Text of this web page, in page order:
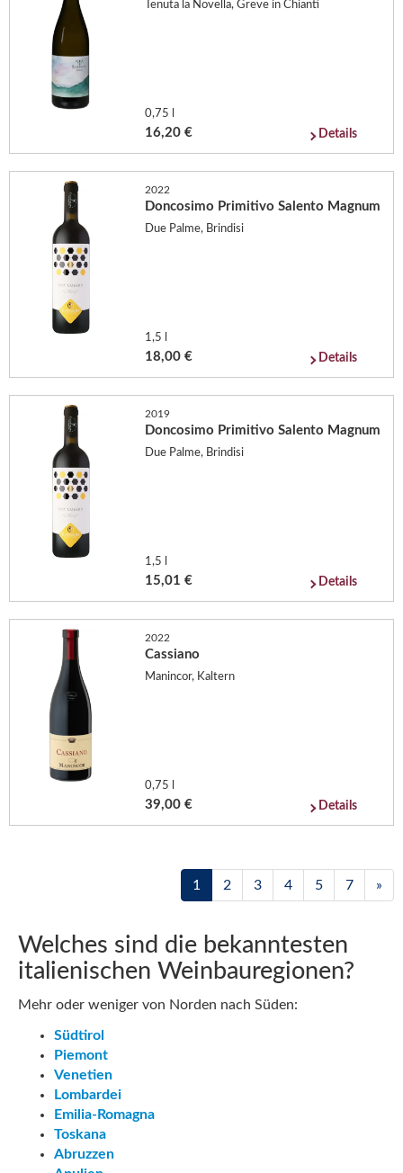
Tenuta la Novella, Greve in Chianti
0,75 l
16,20 € Details
2022
Doncosimo Primitivo Salento Magnum
Due Palme, Brindisi
1,5 l
18,00 € Details
2019
Doncosimo Primitivo Salento Magnum
Due Palme, Brindisi
1,5 l
15,01 € Details
2022
Cassiano
Manincor, Kaltern
0,75 l
39,00 € Details
1 2 3 4 5 7 »
Welches sind die bekanntesten
italienischen Weinbauregionen?
Mehr oder weniger von Norden nach Süden:
Südtirol
Piemont
Venetien
Lombardei
Emilia-Romagna
Toskana
Abruzzen